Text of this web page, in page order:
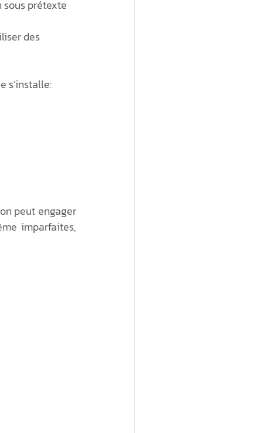
sous prétexte
des
s’installe:
peut engager
imparfaites,